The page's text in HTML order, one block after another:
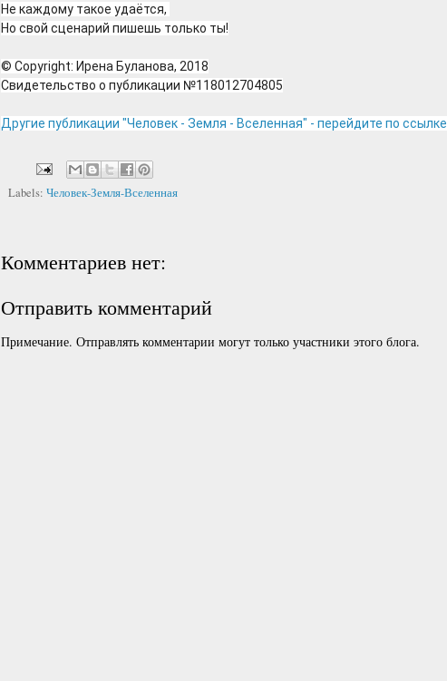
Не каждому такое удаётся,
Но свой сценарий пишешь только ты!
© Copyright: Ирена Буланова, 2018
Свидетельство о публикации №118012704805
Другие публикации "Человек - Земля - Вселенная" - перейдите по ссылке
Labels: Человек-Земля-Вселенная
Комментариев нет:
Отправить комментарий
Примечание. Отправлять комментарии могут только участники этого блога.